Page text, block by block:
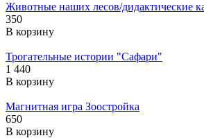
Животные наших лесов/дидактические
350
В корзину
Трогательные истории "Сафари"
1 440
В корзину
Магнитная игра Зоостройка
650
В корзину